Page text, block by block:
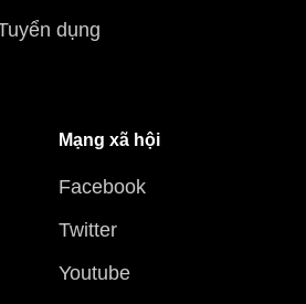
dụng
Mạng xã hội
Facebook
Twitter
Youtube